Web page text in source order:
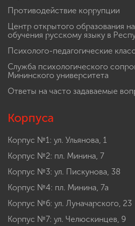
Противодействие коррупции
Центр открытого образования
обучения русскому языку в
Психолого-педагогические
Служба психологического
Мининского университета
Ответы на часто задаваемые
Корпуса
Корпус №1: ул. Ульянова, 1
Корпус №2: пл. Минина, 7
Корпус №3: ул. Пискунова, 38
Корпус №4: пл. Минина, 7а
Корпус №6: ул. Луначарского, 23
Корпус №7: ул. Челюскинцев, 9